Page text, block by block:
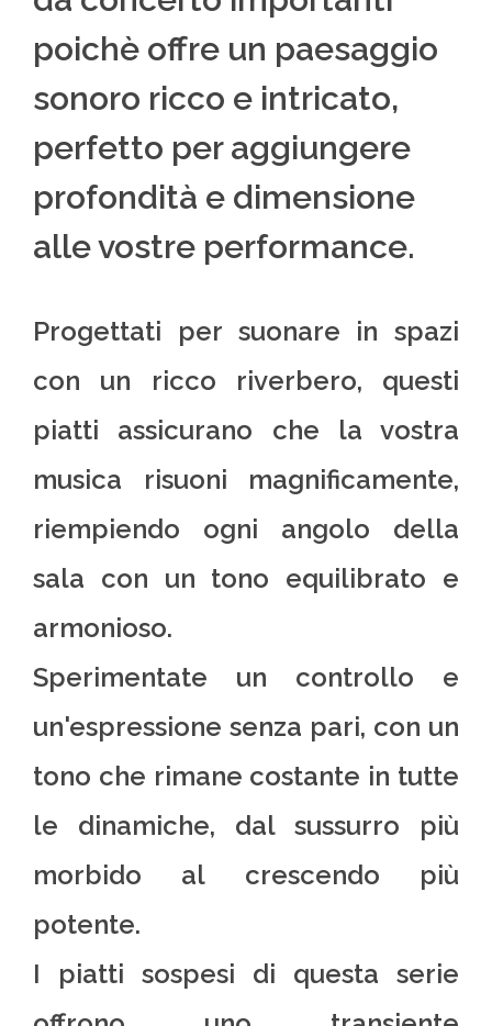
poichè offre un paesaggio
sonoro ricco e intricato,
perfetto per aggiungere
profondità e dimensione
alle vostre performance.
Progettati per suonare in spazi
con un ricco riverbero, questi
piatti assicurano che la vostra
musica risuoni magnificamente,
riempiendo ogni angolo della
sala con un tono equilibrato e
armonioso.
Sperimentate un controllo e
un'espressione senza pari, con un
tono che rimane costante in tutte
le dinamiche, dal sussurro più
morbido al crescendo più
potente.
I piatti sospesi di questa serie